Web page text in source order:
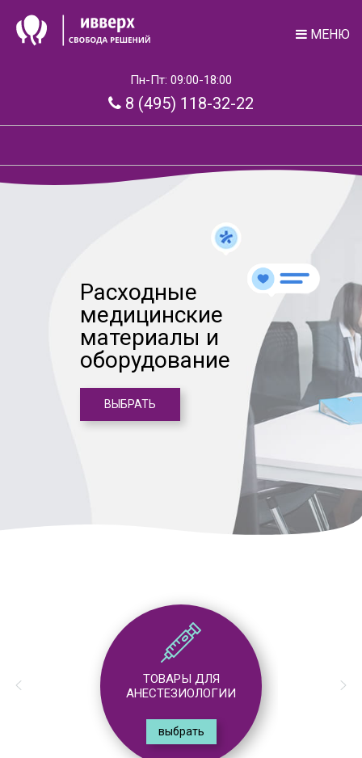
МЕНЮ
Пн-Пт: 09:00-18:00
8 (495) 118-32-22
Расходные
медицинские
материалы и
оборудование
ВЫБРАТЬ
ТОВАРЫ ДЛЯ
АНЕСТЕЗИОЛОГИИ
выбрать